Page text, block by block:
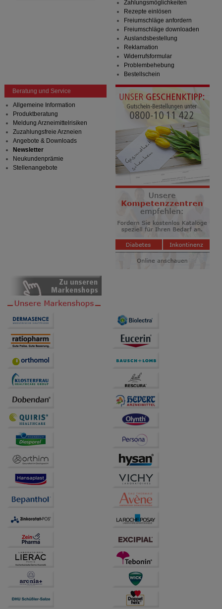
Zahlungsmöglichkeiten
Rezepte einlösen
Freiumschläge anfordern
Freiumschläge downloaden
Auslandsbestellung
Reklamation
Widerrufsformular
Problembehebung
Bestellschein
Beratung und Service
Allgemeine Information
Produktberatung
Meldung Arzneimittelrisiken
Zuzahlungsfreie Arzneien
Angebote & Downloads
Newsletter
Neukundenprämie
Stellenangebote